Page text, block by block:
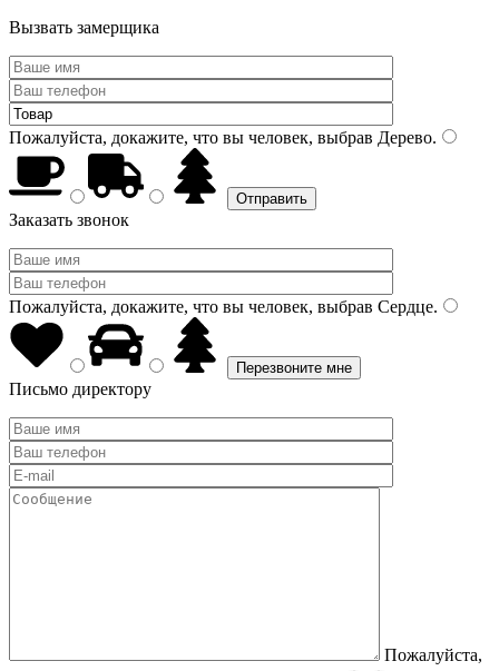
Вызвать замерщика
Пожалуйста, докажите, что вы человек, выбрав Дерево.
Заказать звонок
Пожалуйста, докажите, что вы человек, выбрав Сердце.
Письмо директору
Пожалуйста,